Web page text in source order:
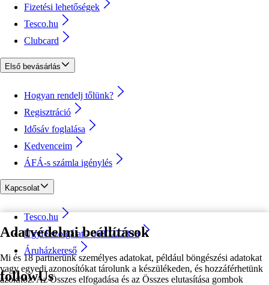
Adatvédelmi beállítások
Mi és 18 partnerünk személyes adatokat, például böngészési adatokat
vagy egyedi azonosítókat tárolunk a készülékeden, és hozzáférhetünk
azokhoz. Az Összes elfogadása és az Összes elutasítása gombok
Fizetési lehetőségek
Tesco.hu
Clubcard
Első bevásárlás
Hogyan rendelj tőlünk?
Regisztráció
Idősáv foglalása
Kedvenceim
ÁFÁ-s számla igénylés
Kapcsolat
Tesco.hu
Ügyfélszolgálat - 0680222333
Áruházkereső
followUs